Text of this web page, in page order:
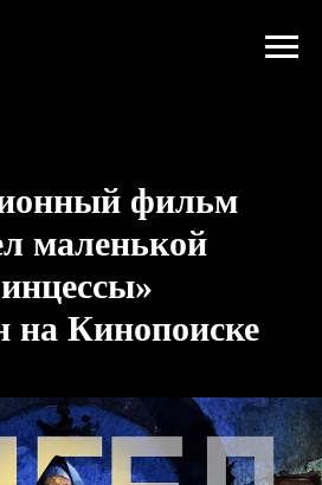
фильм
маленькой
на Кинопоиске